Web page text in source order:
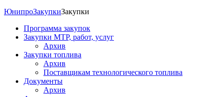
ЮнипроЗакупкиЗакупки
Программа закупок
Закупки МТР, работ, услуг
Архив
Закупки топлива
Архив
Поставщикам технологического топлива
Документы
Архив